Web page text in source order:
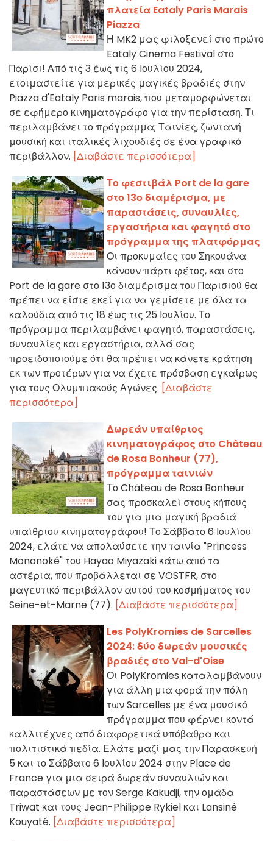
πλατεία Eataly Paris Marais
Piazza
Η MK2 μας φιλοξενεί στο πρώτο
Eataly Cinema Festival στο
Παρίσι! Από τις 3 έως τις 6 Ιουλίου 2024,
ετοιμαστείτε για μερικές μαγικές βραδιές στην
Piazza d'Eataly Paris marais, που μεταμορφώνεται
σε εφήμερο κινηματογράφο για την περίσταση. Τι
περιλαμβάνει το πρόγραμμα; Ταινίες, ζωντανή
μουσική και ιταλικές λιχουδιές σε ένα γραφικό
περιβάλλον. [Διαβάστε περισσότερα]
Το φεστιβάλ Port de la gare
στο 13ο διαμέρισμα, με
παραστάσεις, συναυλίες,
εργαστήρια και φαγητό στο
πρόγραμμα της πλατφόρμας
Οι προκυμαίες του Σηκουάνα
κάνουν πάρτι φέτος, και στο
Port de la gare στο 13ο διαμέρισμα του Παρισιού θα
πρέπει να είστε εκεί για να γεμίσετε με όλα τα
καλούδια από τις 18 έως τις 25 Ιουλίου. Το
πρόγραμμα περιλαμβάνει φαγητό, παραστάσεις,
συναυλίες και εργαστήρια, αλλά σας
προειδοποιούμε ότι θα πρέπει να κάνετε κράτηση
εκ των προτέρων για να έχετε πρόσβαση εγκαίρως
για τους Ολυμπιακούς Αγώνες. [Διαβάστε
περισσότερα]
Δωρεάν υπαίθριος
κινηματογράφος στο Château
de Rosa Bonheur (77),
πρόγραμμα ταινιών
Το Château de Rosa Bonheur
σας προσκαλεί στους κήπους
του για μια μαγική βραδιά
υπαίθριου κινηματογράφου! Το Σάββατο 6 Ιουλίου
2024, ελάτε να απολαύσετε την ταινία "Princess
Mononoké" του Hayao Miyazaki κάτω από τα
αστέρια, που προβάλλεται σε VOSTFR, στο
μαγευτικό περιβάλλον αυτού του κοσμήματος του
Seine-et-Marne (77). [Διαβάστε περισσότερα]
Les PolyKromies de Sarcelles
2024: δύο δωρεάν μουσικές
βραδιές στο Val-d'Oise
Οι PolyKromies καταλαμβάνουν
για άλλη μια φορά την πόλη
των Sarcelles με ένα μουσικό
πρόγραμμα που φέρνει κοντά
καλλιτέχνες από διαφορετικά υπόβαθρα και
πολιτιστικά πεδία. Ελάτε μαζί μας την Παρασκευή
5 και το Σάββατο 6 Ιουλίου 2024 στην Place de
France για μια σειρά δωρεάν συναυλιών και
παραστάσεων με τον Serge Kakudji, την ομάδα
Triwat και τους Jean-Philippe Rykiel και Lansiné
Kouyaté. [Διαβάστε περισσότερα]